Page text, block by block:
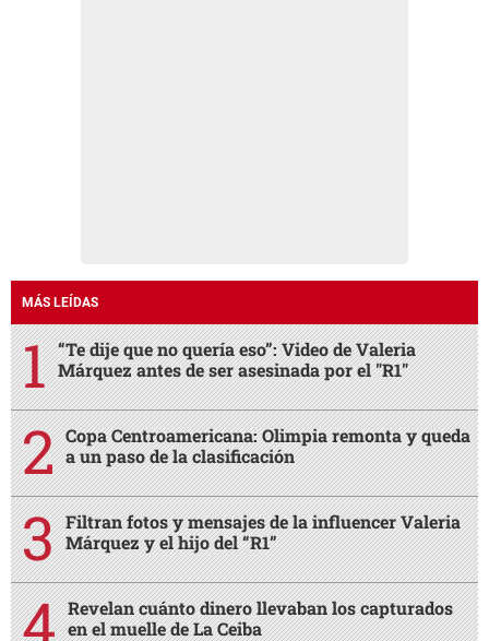
MÁS LEÍDAS
“Te dije que no quería eso”: Video de Valeria
Márquez antes de ser asesinada por el "R1"
Copa Centroamericana: Olimpia remonta y queda
a un paso de la clasificación
Filtran fotos y mensajes de la influencer Valeria
Márquez y el hijo del “R1”
Revelan cuánto dinero llevaban los capturados
en el muelle de La Ceiba